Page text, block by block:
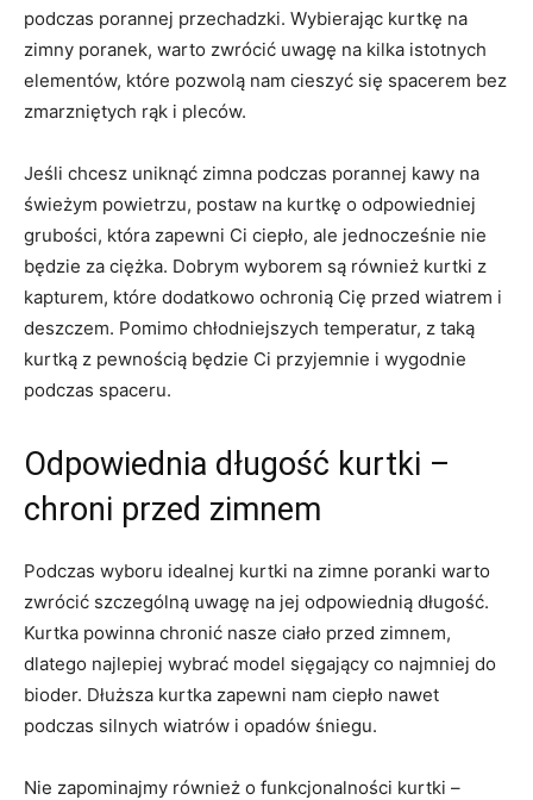
podczas porannej przechadzki. Wybierając kurtkę na
zimny poranek, warto zwrócić uwagę na kilka istotnych
elementów, które pozwolą nam cieszyć się spacerem bez
zmarzniętych rąk i pleców.
Jeśli chcesz uniknąć zimna podczas porannej kawy na
świeżym powietrzu, postaw na kurtkę o odpowiedniej
grubości, która zapewni Ci ciepło, ale jednocześnie nie
będzie za ciężka. Dobrym wyborem są również kurtki z
kapturem, które dodatkowo ochronią Cię przed wiatrem i
deszczem. Pomimo chłodniejszych temperatur, z taką
kurtką z pewnością będzie Ci przyjemnie i wygodnie
podczas spaceru.
Odpowiednia długość kurtki –
chroni przed zimnem
Podczas wyboru idealnej kurtki na zimne poranki warto
zwrócić szczególną uwagę na jej odpowiednią długość.
Kurtka powinna chronić nasze ciało przed zimnem,
dlatego najlepiej wybrać model sięgający co najmniej do
bioder. Dłuższa kurtka zapewni nam ciepło nawet
podczas silnych wiatrów i opadów śniegu.
Nie zapominajmy również o funkcjonalności kurtki –